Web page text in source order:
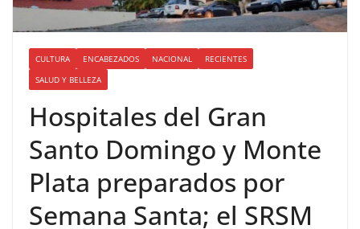
CULTURA ENCABEZADOS NACIONAL
RECIENTES
SALUD Y BELLEZA
Hospitales del Gran
Santo Domingo y Monte
Plata preparados por
Semana Santa; el SRSM